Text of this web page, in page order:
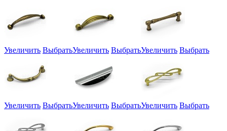
Увеличить ВыбратьУвеличить ВыбратьУвеличить Выбрать
Увеличить ВыбратьУвеличить ВыбратьУвеличить Выбрать